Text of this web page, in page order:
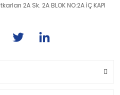
2A Sk. 2A BLOK NO:2A İÇ KAPI